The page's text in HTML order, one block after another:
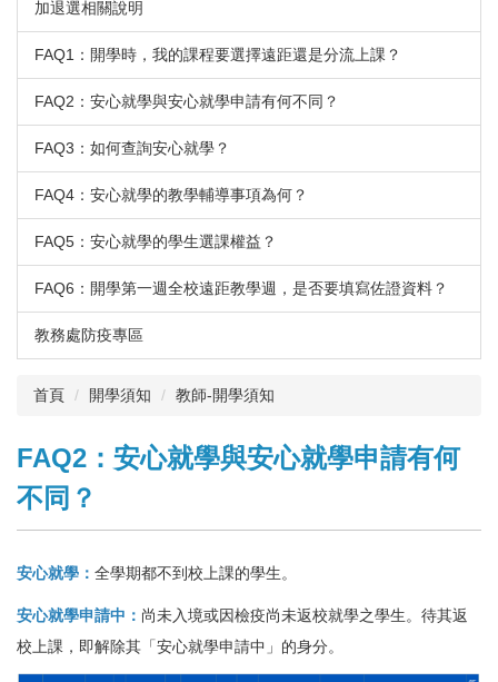
加退選相關說明
FAQ1：開學時，我的課程要選擇遠距還是分流上課？
FAQ2：安心就學與安心就學申請有何不同？
FAQ3：如何查詢安心就學？
FAQ4：安心就學的教學輔導事項為何？
FAQ5：安心就學的學生選課權益？
FAQ6：開學第一週全校遠距教學週，是否要填寫佐證資料？
教務處防疫專區
首頁 開學須知 教師-開學須知
FAQ2：安心就學與安心就學申請有何
不同？
安心就學： 全學期都不到校上課的學生。
安心就學申請中： 尚未入境或因檢疫尚未返校就學之學生。待其返
校上課，即解除其「安心就學申請中」的身分。